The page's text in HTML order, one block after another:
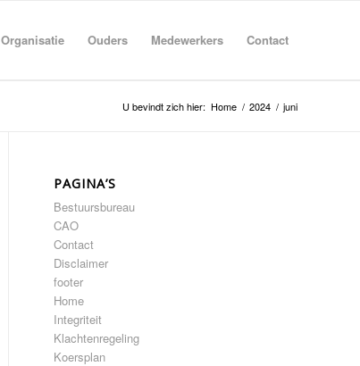
Organisatie Ouders Medewerkers Contact
U bevindt zich hier: Home / 2024 / juni
PAGINA’S
Bestuursbureau
CAO
Contact
Disclaimer
footer
Home
Integriteit
Klachtenregeling
Koersplan